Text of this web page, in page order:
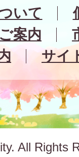
いて
案内
サイ
All Rights